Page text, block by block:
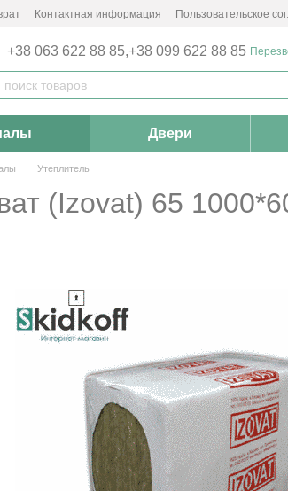
Контактная информация Пользовательское
+38 063 622 88 85,+38 099 622 88 85
Двери
Утеплитель
(Izovat) 65